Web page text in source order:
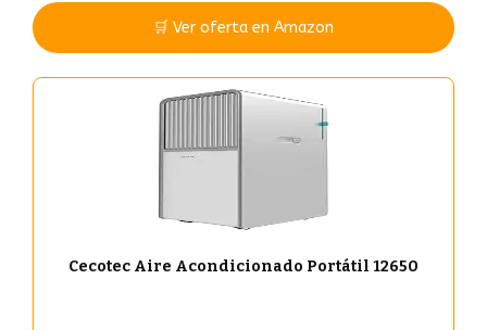
🛒 Ver oferta en Amazon
Cecotec Aire Acondicionado Portátil 12650